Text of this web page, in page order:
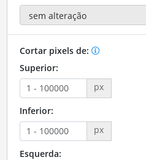
Cortar pixels de:
Superior:
px
Inferior:
px
Esquerda: